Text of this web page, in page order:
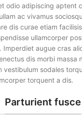
odio adipiscing aptent
ac vivamus
dis curae etiam
ullamcorper
Imperdiet augue cras
dis morbi massa
vestibulum sodales
torquent a dis.
Parturient fusce